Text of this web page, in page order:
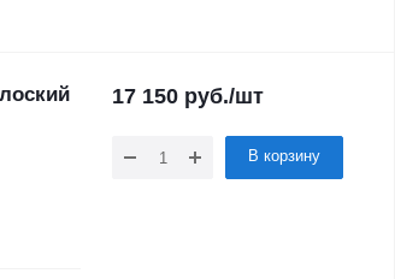
17 150 руб./шт
В корзину